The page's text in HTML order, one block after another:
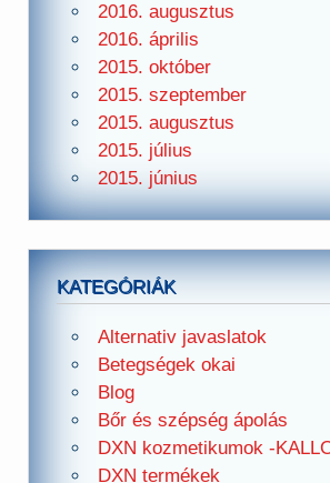
2016. augusztus
2016. április
2015. október
2015. szeptember
2015. augusztus
2015. július
2015. június
KATEGÓRIÁK
Alternativ javaslatok
Betegségek okai
Blog
Bőr és szépség ápolás
DXN kozmetikumok -
DXN termékek